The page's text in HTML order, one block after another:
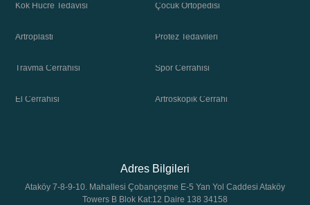
Kök Hücre Tedavisi Çocuk Ortopedisi
Artroplasti Protez Tedavileri
Travma Cerrahisi Spor Cerrahisi
El Cerrahisi Artroskopik Cerrahi
Adres Bilgileri
Ataköy 7-8-9-10. Mahallesi Çobançeşme E-5 Yan Yol Caddesi Ataköy
Towers B Blok Kat:12 Daire 138 34158